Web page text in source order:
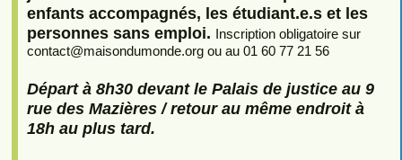
enfants accompagnés, les étudiant.e.s et les
personnes sans emploi. Inscription obligatoire sur
contact@maisondumonde.org ou au 01 60 77 21 56
Départ à 8h30 devant le Palais de justice au 9
rue des Mazières / retour au même endroit à
18h au plus tard.